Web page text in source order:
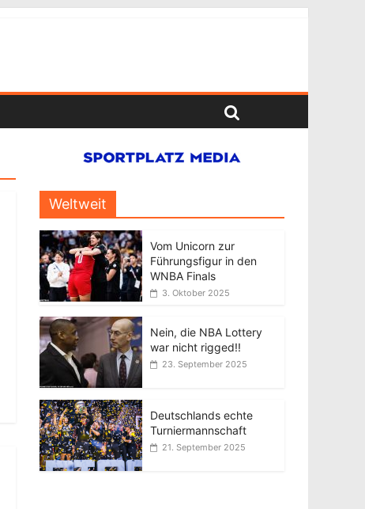
Weltweit
Vom Unicorn zur
Führungsfigur in den
WNBA Finals
3. Oktober 2025
Nein, die NBA Lottery
war nicht rigged!!
23. September 2025
Deutschlands echte
Turniermannschaft
21. September 2025